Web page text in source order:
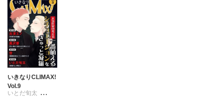
いきなりCLIMAX!
Vol.9
いとだ旬太